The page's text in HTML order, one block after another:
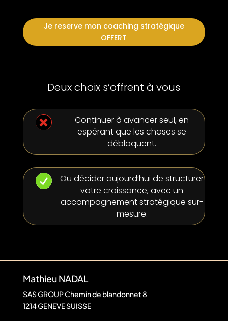
Je reserve mon coaching stratégique
OFFERT
Deux choix s’offrent à vous

Continuer à avancer seul, en
espérant que les choses se
débloquent.

Ou décider aujourd’hui de structurer
votre croissance, avec un
accompagnement stratégique sur-
mesure.
Mathieu NADAL
SAS GROUP Chemin de blandonnet 8
1214 GENEVE SUISSE